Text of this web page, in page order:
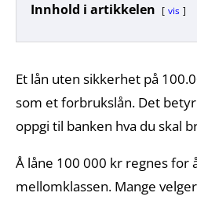
Innhold i artikkelen vis
Et lån uten sikkerhet på
som et forbrukslån. Det
oppgi til banken hva du skal
Å låne 100 000 kr regnes for
mellomklassen. Mange